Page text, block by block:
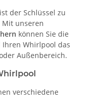
ist der Schlüssel zu
Mit unseren
können Sie die
Whirlpool das
Außenbereich.
verschiedene